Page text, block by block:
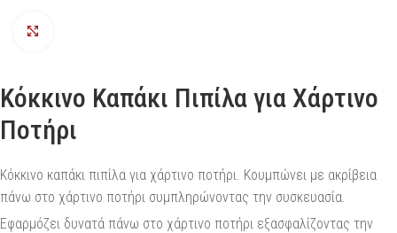
Κόκκινο Καπάκι Πιπίλα για Χάρτινο
Ποτήρι
Κόκκινο καπάκι πιπίλα για χάρτινο ποτήρι. Κουμπώνει με ακρίβεια
πάνω στο χάρτινο ποτήρι συμπληρώνοντας την συσκευασία.
Εφαρμόζει δυνατά πάνω στο χάρτινο ποτήρι εξασφαλίζοντας την